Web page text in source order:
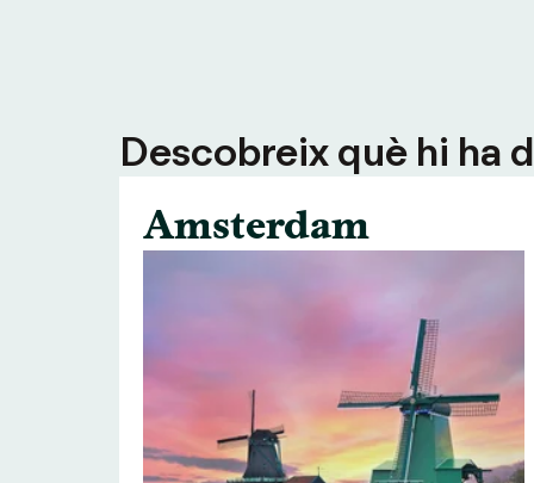
Descobreix què hi ha
Amsterdam